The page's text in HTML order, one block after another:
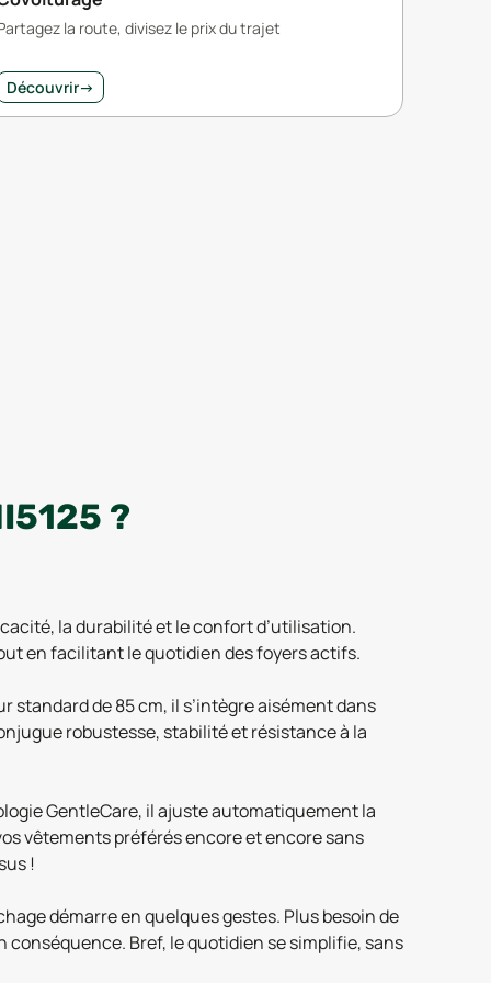
la route, divisez le prix du trajet
Découvrir→
?
la durabilité et le confort d’utilisation.
en facilitant le quotidien des foyers actifs.
standard de 85 cm, il s’intègre aisément dans
robustesse, stabilité et résistance à la
GentleCare, il ajuste automatiquement la
vêtements préférés encore et encore sans
!
démarre en quelques gestes. Plus besoin de
Bref, le quotidien se simplifie, sans